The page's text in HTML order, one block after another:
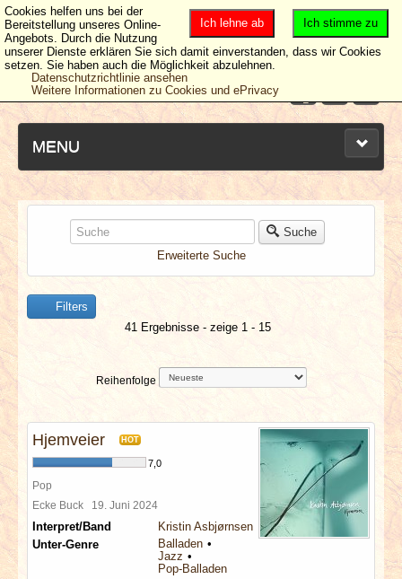
MENU
NEUESTE ARTIKEL
NEWS & DATES
BERICHTE
SPECIALS
REDAKTION
LINKS
Suche
Erweiterte Suche
Filters
41 Ergebnisse - zeige 1 - 15
Reihenfolge
Hjemveier HOT
7,0
Pop
Ecke Buck 19. Juni 2024
Interpret/Band
Kristin Asbjørnsen
Unter-Genre
Balladen
Jazz
Pop-Balladen
Ich stimme zu
Ich lehne ab
Cookies helfen uns bei der
Bereitstellung unseres Online-
Angebots. Durch die Nutzung
unserer Dienste erklären Sie sich damit einverstanden, dass wir Cookies
setzen. Sie haben auch die Möglichkeit abzulehnen.
Datenschutzrichtlinie ansehen
Weitere Informationen zu Cookies und ePrivacy